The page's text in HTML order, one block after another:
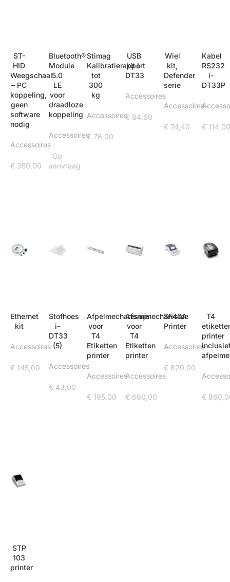
ST-
HID
Weegschaal
– PC
koppeling,
geen
software
nodig
Accessoires
€ 350,00
Bluetooth®
Module
5.0
LE
voor
draadloze
koppeling
Accessoires
Op
aanvraag
Stimag
Kalibratierapport
tot
300
kg
Accessoires
€ 78,00
USB
kit i-
DT33
Accessoires
€ 84,60
Wiel
kit,
Defender
serie
Accessoires
€ 74,40
Kabel
RS232
i-
DT33P
€
Ethernet
kit
Accessoires
€ 145,00
Stofhoes
i-
DT33
(5)
Accessoires
€ 43,00
Afpelmechanisme
voor
T4
Etiketten
printer
Accessoires
€ 195,00
Afsnijmechanisme
voor
T4
Etiketten
printer
Accessoires
€ 690,00
SF40A
Printer
Accessoires
€ 820,00
T4
printer
€
STP
103
printer